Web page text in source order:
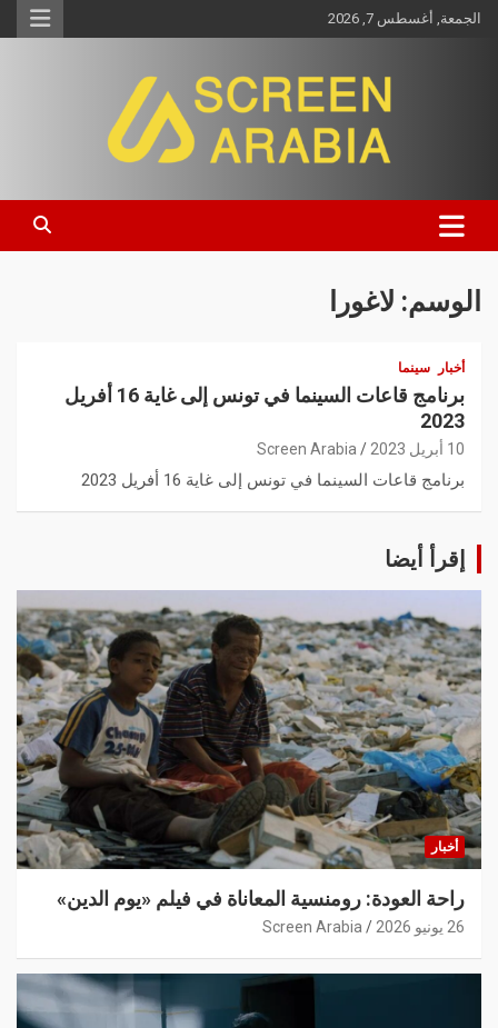
الجمعة, أغسطس 7, 2026
Screen Arabia
الوسم: لاغورا
أخبار سينما
برنامج قاعات السينما في تونس إلى غاية 16 أفريل
2023
10 أبريل 2023 Screen Arabia
برنامج قاعات السينما في تونس إلى غاية 16 أفريل 2023
إقرأ أيضا
أخبار
راحة العودة: رومنسية المعاناة في فيلم «يوم الدين»
26 يونيو 2026 Screen Arabia